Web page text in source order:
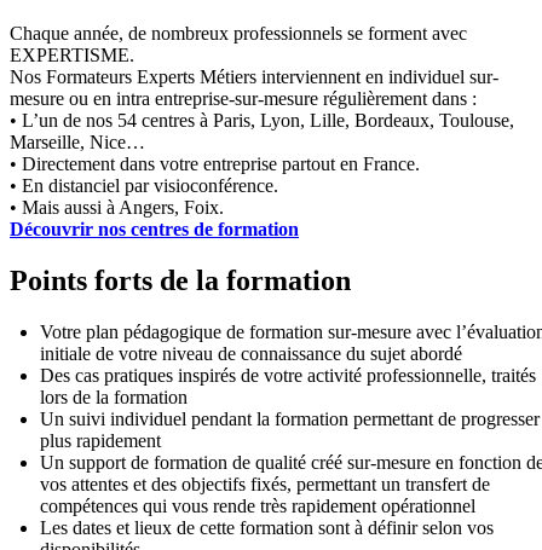
Chaque année, de nombreux professionnels se forment avec
EXPERTISME.
Nos Formateurs Experts Métiers interviennent en individuel sur-
mesure ou en intra entreprise-sur-mesure régulièrement dans :
• L’un de nos 54 centres à Paris, Lyon, Lille, Bordeaux, Toulouse,
Marseille, Nice…
• Directement dans votre entreprise partout en France.
• En distanciel par visioconférence.
• Mais aussi à Angers, Foix.
Découvrir nos centres de formation
Points forts de la formation
Votre plan pédagogique de formation sur-mesure avec
initiale de votre niveau de connaissance du sujet abordé
Des cas pratiques inspirés de votre activité professionnelle, traités
lors de la formation
Un suivi individuel pendant la formation permettant de progresser
plus rapidement
Un support de formation de qualité créé sur-mesure en fonction
vos attentes et des objectifs fixés, permettant un transfert de
compétences qui vous rende très rapidement opérationnel
Les dates et lieux de cette formation sont à définir selon vos